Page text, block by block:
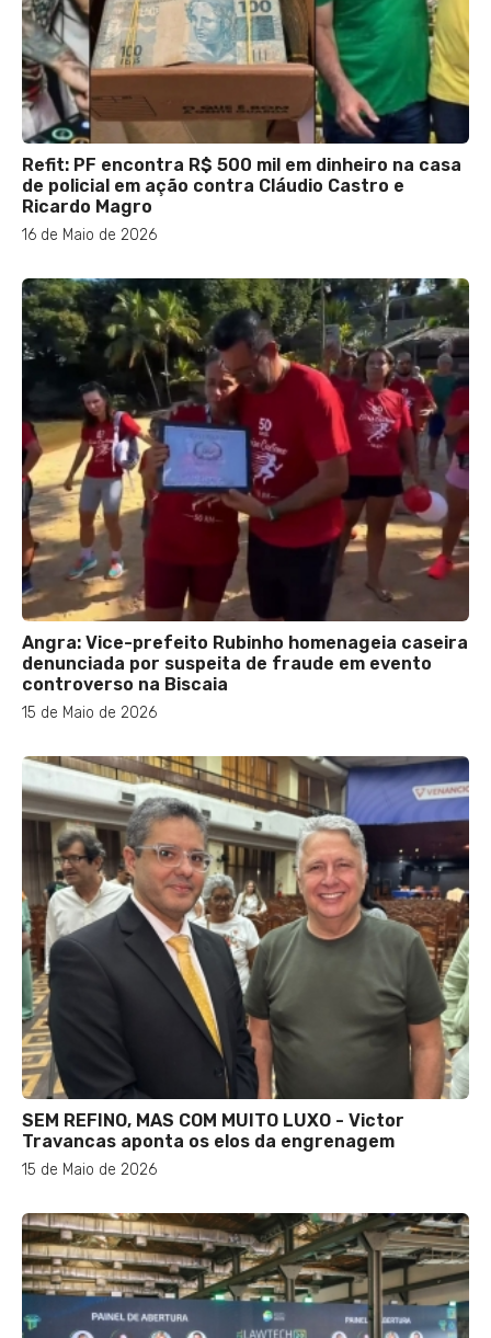
Refit: PF encontra R$ 500 mil em dinheiro na casa
de policial em ação contra Cláudio Castro e
Ricardo Magro
16 de Maio de 2026
Angra: Vice-prefeito Rubinho homenageia caseira
denunciada por suspeita de fraude em evento
controverso na Biscaia
15 de Maio de 2026
SEM REFINO, MAS COM MUITO LUXO - Victor
Travancas aponta os elos da engrenagem
15 de Maio de 2026